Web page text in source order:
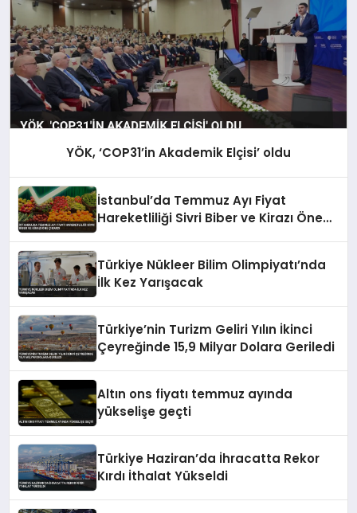
YÖK, ‘COP31’in Akademik Elçisi’ oldu
İstanbul’da Temmuz Ayı Fiyat
Hareketliliği Sivri Biber ve Kirazı Öne
Türkiye Nükleer Bilim Olimpiyatı’nda
İlk Kez Yarışacak
Türkiye’nin Turizm Geliri Yılın İkinci
Çeyreğinde 15,9 Milyar Dolara Geriledi
Altın ons fiyatı temmuz ayında
yükselişe geçti
Türkiye Haziran’da İhracatta Rekor
Kırdı İthalat Yükseldi